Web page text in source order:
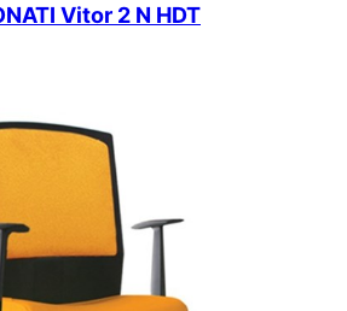
Vitor 2 N HDT